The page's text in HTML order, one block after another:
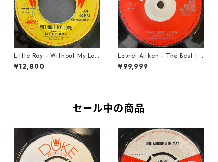
Little Roy - Without My Lov
e【7-21990】
¥12,800
Laurel Aitken ‎– The Best I C
an【7-22012】
¥99,999
セール中の商品